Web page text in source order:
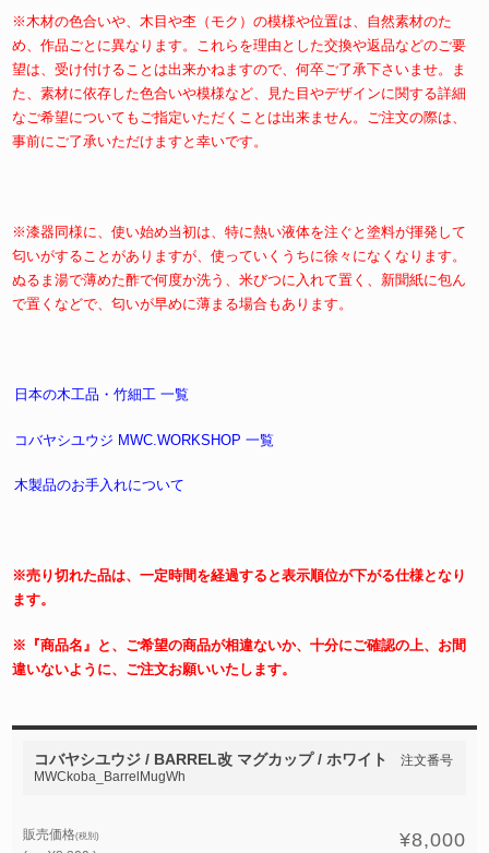
※木材の色合いや、木目や杢（モク）の模様や位置は、自然素材のた
め、作品ごとに異なります。これらを理由とした交換や返品などのご要
望は、受け付けることは出来かねますので、何卒ご了承下さいませ。
ま
た、素材に依存した色合いや模様など、見た目やデザインに関する詳細
なご希望についてもご指定いただくことは出来ません。ご注文の際は、
事前にご了承いただけますと幸いです。
※漆器同様に、使い始め当初は、特に熱い液体を注ぐと塗料が揮発して
匂いがすることがありますが、使っていくうちに徐々になくなります。
ぬるま湯で薄めた酢で何度か洗う、米びつに入れて置く、新聞紙に包ん
で置くなどで、匂いが早めに薄まる場合もあります。
日本の木工品・竹細工 一覧
コバヤシユウジ MWC.WORKSHOP 一覧
木製品のお手入れについて
※売り切れた品は、一定時間を経過すると表示順位が下がる仕様となり
ます。
※『商品名』と、ご希望の商品が相違ないか、十分にご確認の上、お間
違いないように、ご注文お願いいたします。
コバヤシユウジ / BARREL改 マグカップ / ホワイト
注文番号
MWCkoba_BarrelMugWh
販売価格(税別) ¥8,000